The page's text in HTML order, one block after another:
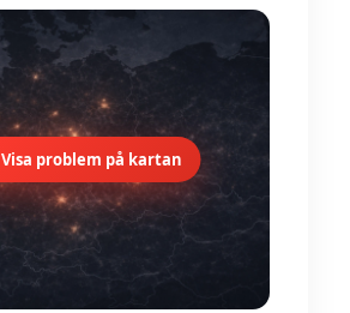
Visa problem på kartan